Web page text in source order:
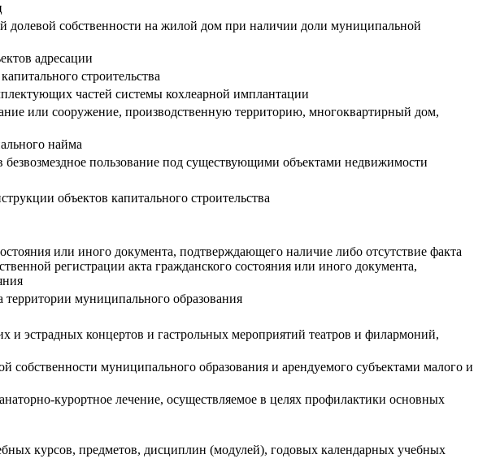
долевой собственности на жилой дом при наличии доли муниципальной
адресации
строительства
частей системы кохлеарной имплантации
или сооружение, производственную территорию, многоквартирный дом,
найма
безвозмездное пользование под существующими объектами недвижимости
объектов капитального строительства
или иного документа, подтверждающего наличие либо отсутствие факта
регистрации акта гражданского состояния или иного документа,
муниципального образования
и эстрадных концертов и гастрольных мероприятий театров и филармоний,
муниципального образования и арендуемого субъектами малого и
курортное лечение, осуществляемое в целях профилактики основных
курсов, предметов, дисциплин (модулей), годовых календарных учебных